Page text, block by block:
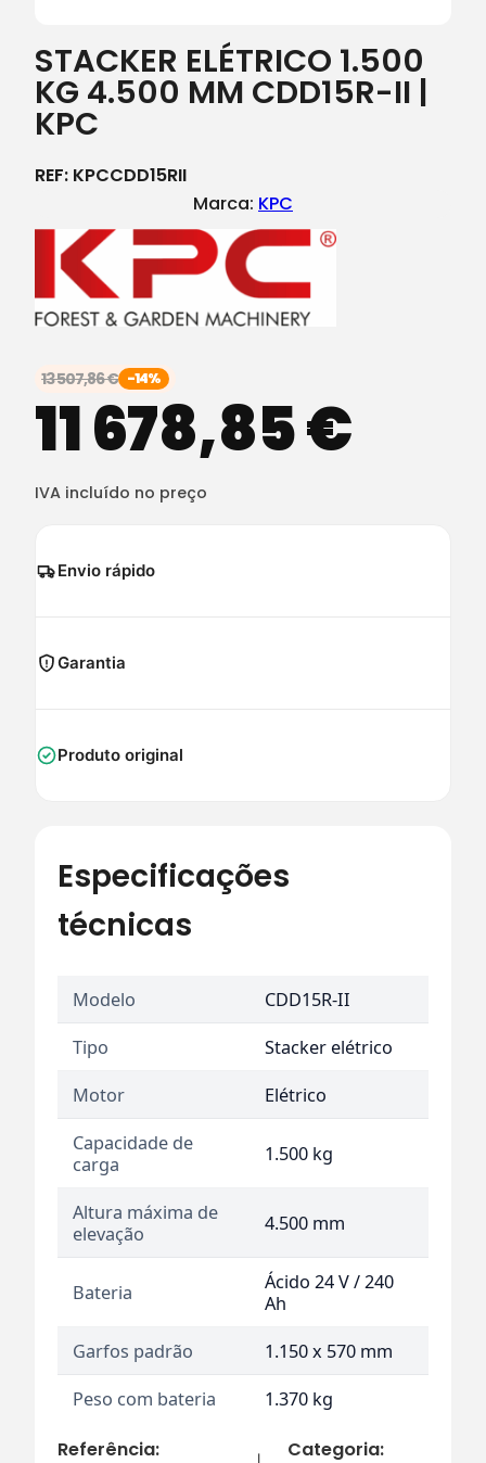
STACKER ELÉTRICO 1.500
KG 4.500 MM CDD15R-II |
KPC
REF: KPCCDD15RII
Marca: KPC
13 507,86€ -14%
11 678,85€
IVA incluído no preço
Envio rápido
Garantia
Produto original
Especificações
técnicas
Modelo
CDD15R-II
Tipo
Stacker elétrico
Motor
Elétrico
Capacidade de
carga
1.500 kg
Altura máxima de
elevação
4.500 mm
Bateria
Ácido 24 V / 240
Ah
Garfos padrão
1.150 x 570 mm
Peso com bateria
1.370 kg
Referência:
Categoria: